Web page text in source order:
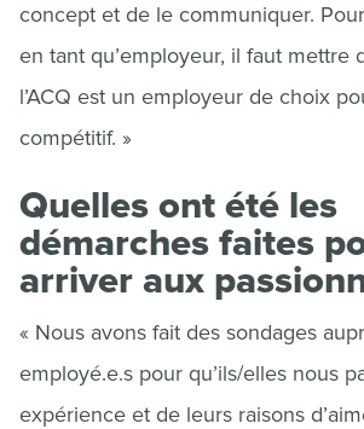
concept et de le communiquer.
en tant qu’employeur, il faut mettre
l’ACQ est un employeur de choix
compétitif. »
Quelles ont été les
démarches faites
arriver aux
« Nous avons fait des sondages
employé.e.s pour qu’ils/elles nous
expérience et de leurs raisons